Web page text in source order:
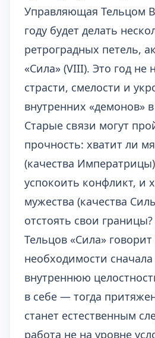
Управляющая Тельцом
году будет делать
ретроградных петель,
«Сила» (VIII). Это год не
страсти, смелости и
внутренних «демонов»
Старые связи могут
прочность: хватит ли
(качества
успокоить конфликт, и
мужества (качества
отстоять свои
Тельцов «Сила» говорит
необходимости сначала
внутреннюю
в себе — тогда
станет естественным
работа не на уровне